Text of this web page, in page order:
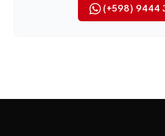
(+598) 9444